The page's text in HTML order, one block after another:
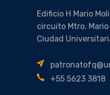
Edificio H Mario
circuito Mtro.
Ciudad
+55 5623 3818